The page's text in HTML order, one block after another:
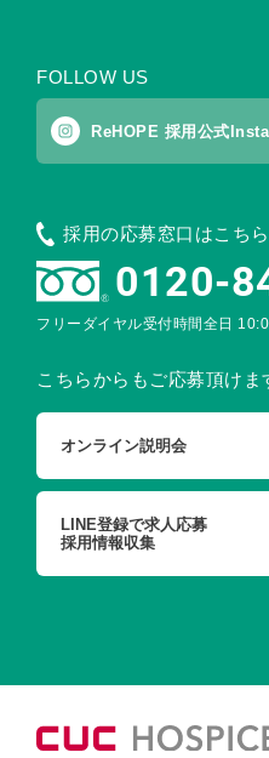
FOLLOW US
ReHOPE 採用公式
採用の応募窓口はこちら
0120-
フリーダイヤル受付時間全日
こちらからもご応募頂けま
オンライン説明会
LINE登録で求人応募
採用情報収集